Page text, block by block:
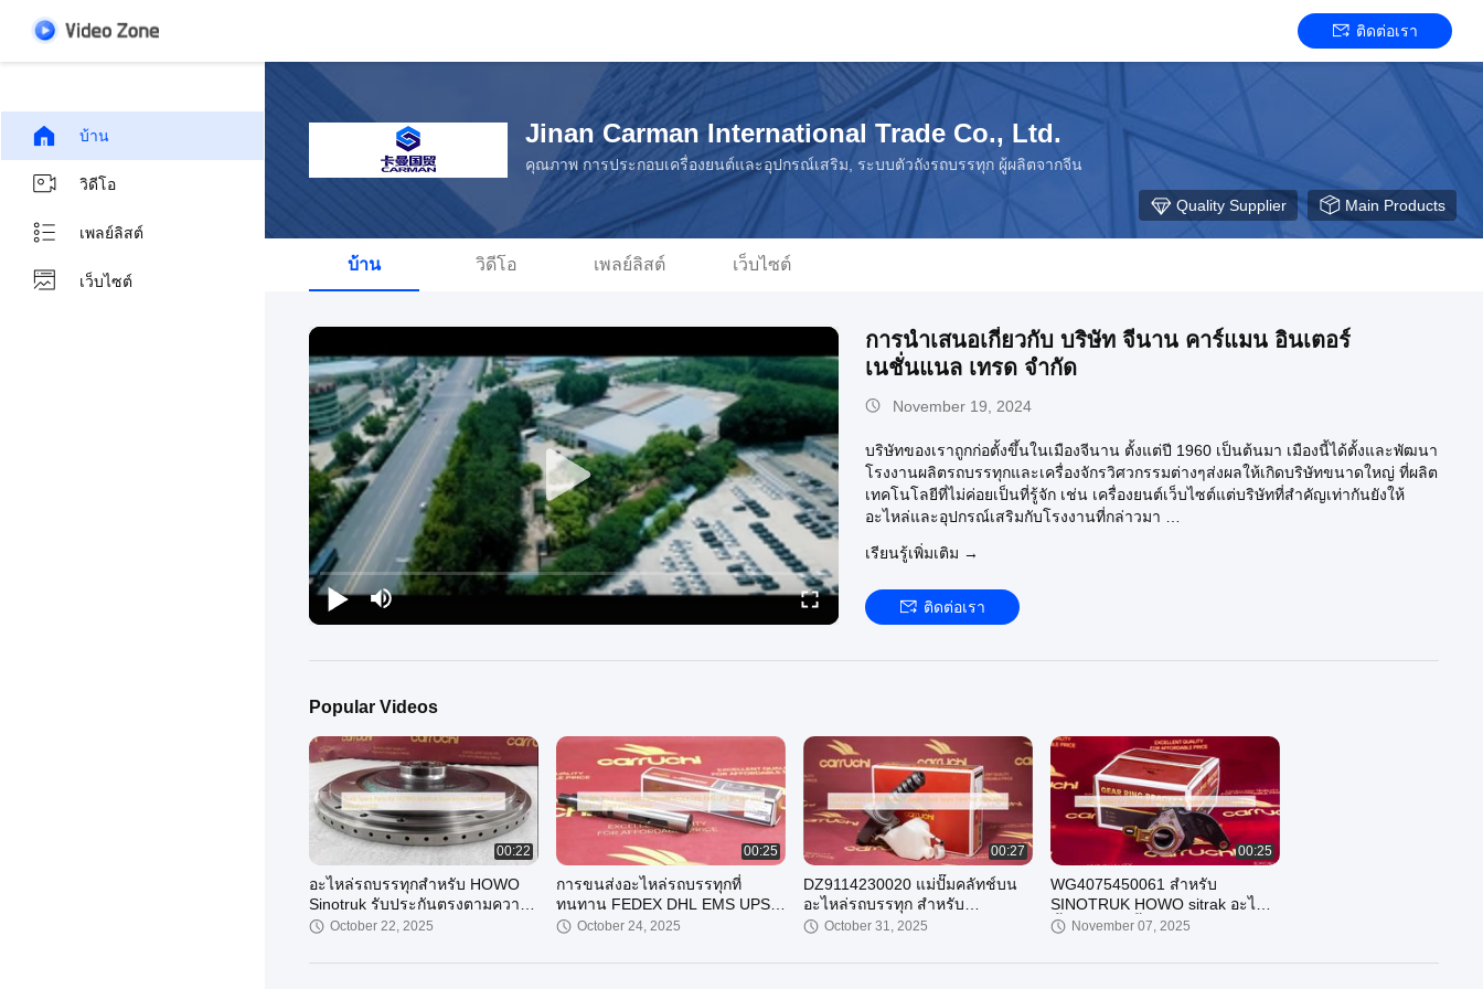
ติดต่อเรา
บ้าน
วิดีโอ
เพลย์ลิสต์
เว็บไซต์
Jinan Carman International Trade Co., Ltd.
คุณภาพ การประกอบเครื่องยนต์และอุปกรณ์เสริม, ระบบตัวถังรถบรรทุก ผู้ผลิตจากจีน
Quality Supplier Main Products
บ้าน วิดีโอ เพลย์ลิสต์ เว็บไซต์
การนําเสนอเกี่ยวกับ บริษัท จีนาน คาร์แมน อินเตอร์
เนชั่นแนล เทรด จํากัด
November 19, 2024
บริษัทของเราถูกก่อตั้งขึ้นในเมืองจีนาน ตั้งแต่ปี 1960 เป็นต้นมา เมืองนี้ได้ตั้งและพัฒนา
โรงงานผลิตรถบรรทุกและเครื่องจักรวิศวกรรมต่างๆส่งผลให้เกิดบริษัทขนาดใหญ่ ที่ผลิต
เทคโนโลยีที่ไม่ค่อยเป็นที่รู้จัก เช่น เครื่องยนต์เว็บไซต์แต่บริษัทที่สําคัญเท่ากันยังให้
อะไหล่และอุปกรณ์เสริมกับโรงงานที่กล่าวมา
ออกในเมืองหลายแห่งเราประสบความสําเร็จมากมายตัวอย่างเช่น เราสร้างแบรนด์
เรียนรู้เพิ่มเติม →
ติดต่อเรา
Popular Videos
00:22
อะไหล่รถบรรทุกสำหรับ HOWO
Sinotruk รับประกันตรงตามความ
ต้องการของคุณ
October 22, 2025
00:25
การขนส่งอะไหล่รถบรรทุกที่
ทนทาน FEDEX DHL EMS UPS
TNT เพื่อประสิทธิภาพสูงสุดของรถ
October 24, 2025
00:27
DZ9114230020 แม่ปั๊มคลัทช์บน
อะไหล่รถบรรทุก สำหรับ
SHACMAN F2000 F3000
October 31, 2025
00:25
WG4075450061 สำหรับ
SINOTRUK HOWO sitrak อะไหล่
ชิ้นส่วนปรับตั้ง
November 07, 2025